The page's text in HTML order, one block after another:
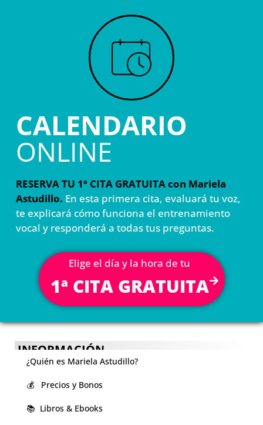
CALENDARIO
ONLINE
RESERVA TU 1ª CITA GRATUITA con Mariela
Astudillo. En esta primera cita, evaluará tu voz,
te explicará cómo funciona el entrenamiento
vocal y responderá a todas tus preguntas.
Elige el día y la hora de tu
1ª CITA GRATUITA
INFORMACIÓN
¿Quién es Mariela Astudillo?
💰 Precios y Bonos
📚 Libros & Ebooks